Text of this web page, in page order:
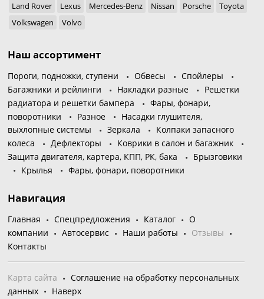
Land Rover
Lexus Mercedes-Benz Nissan Porsche
Toyota
Volkswagen
Volvo
Наш ассортимент
Пороги, подножки, ступени Обвесы
Спойлеры
Багажники и рейлинги
Накладки разные
Решетки
радиатора и решетки бампера
Фары, фонари,
поворотники
Разное
Насадки глушителя,
выхлопные системы
Зеркала
Колпаки запасного
колеса
Дефлекторы
Коврики в салон и багажник
Защита двигателя, картера, КПП, РК, бака
Брызговики
Крылья
Фары, фонари, поворотники
Навигация
Главная Спецпредложения Каталог
О
компании
Автосервис Наши работы
Отзывы
Контакты
Карта сайта
Соглашение на обработку персональных
данных
Наверх